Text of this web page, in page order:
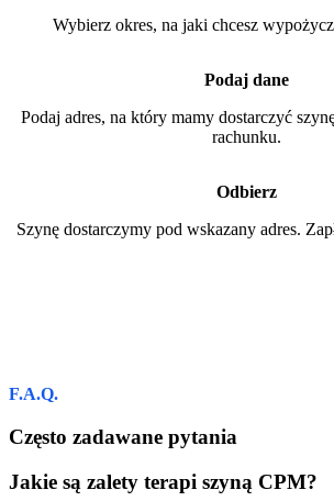
Wybierz okres, na jaki chcesz
Podaj dane
Podaj adres, na który mamy dostarczyć
rachunku.
Odbierz
Szynę dostarczymy pod wskazany adres.
F.A.Q.
Często zadawane pytania
Jakie są zalety terapi szyną CPM?